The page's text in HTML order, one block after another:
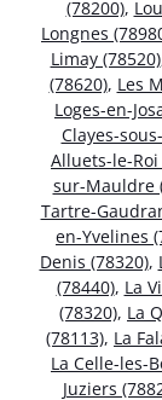
(78200),
Longnes
Limay (78520)
(78620), Les
Loges-en-
Clayes-
Alluets-le-Roi
sur-Mauldre
Tartre-
en-Yvelines
Denis (78320),
(78440), La
(78320), La
(78113), La
La Celle-les-
Juziers